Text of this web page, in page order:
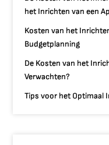
het Inrichten van een
Kosten van het
Budgetplanning
De Kosten van het
Verwachten?
Tips voor het Optimaal